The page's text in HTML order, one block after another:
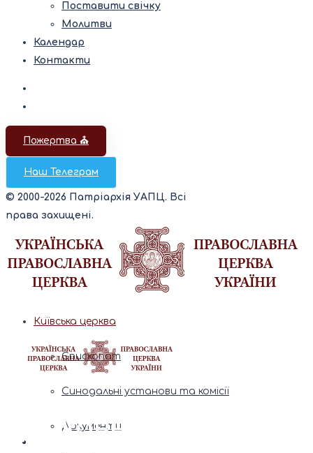
Поставити свічку
Молитви
Календар
Контакти
Пожертва ⛪️
Наш Телеграм
© 2000-2026 Патріархія УАПЦ. Всі
права захищені.
Київська церква
Єпископат
Синодальні установи та комісії
Документи
церковний